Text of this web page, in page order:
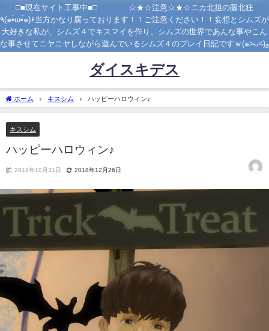
□■現在サイト工事中■□ ☆★☆注意☆★☆ニカ北担の藤北狂
٩(๑•̀ω•́๑)۶当方かなり腐っております！！ご注意ください！！妄想とシムズが
大好きな私が、シムズ４でキスマイを作り、シムズの世界であんな事やこん
な事させてニヤニヤしながら遊んでいるシムズ４のプレイ日記ですｗ(๑˃̵ᴗ˂̵)و
ダイスキデス
ホーム キスシム ハッピーハロウィン♪
キスシム
ハッピーハロウィン♪
2018年10月31日 2018年12月26日